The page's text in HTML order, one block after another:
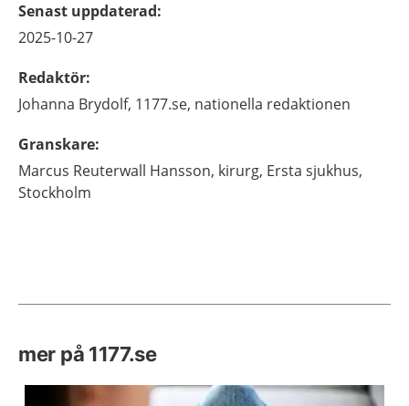
Senast uppdaterad:
2025-10-27
Redaktör:
Johanna Brydolf, 1177.se, nationella redaktionen
Granskare:
Marcus Reuterwall Hansson, kirurg, Ersta sjukhus,
Stockholm
mer på 1177.se